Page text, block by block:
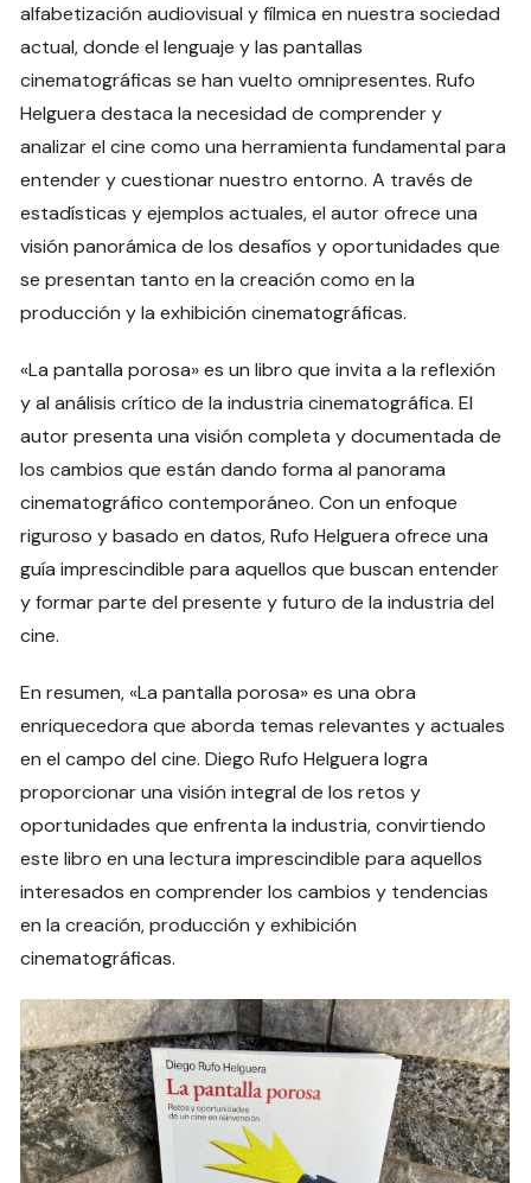
alfabetización audiovisual y fílmica en nuestra sociedad
actual, donde el lenguaje y las pantallas
cinematográficas se han vuelto omnipresentes. Rufo
Helguera destaca la necesidad de comprender y
analizar el cine como una herramienta fundamental para
entender y cuestionar nuestro entorno. A través de
estadísticas y ejemplos actuales, el autor ofrece una
visión panorámica de los desafíos y oportunidades que
se presentan tanto en la creación como en la
producción y la exhibición cinematográficas.
«La pantalla porosa» es un libro que invita a la reflexión
y al análisis crítico de la industria cinematográfica. El
autor presenta una visión completa y documentada de
los cambios que están dando forma al panorama
cinematográfico contemporáneo. Con un enfoque
riguroso y basado en datos, Rufo Helguera ofrece una
guía imprescindible para aquellos que buscan entender
y formar parte del presente y futuro de la industria del
cine.
En resumen, «La pantalla porosa» es una obra
enriquecedora que aborda temas relevantes y actuales
en el campo del cine. Diego Rufo Helguera logra
proporcionar una visión integral de los retos y
oportunidades que enfrenta la industria, convirtiendo
este libro en una lectura imprescindible para aquellos
interesados en comprender los cambios y tendencias
en la creación, producción y exhibición
cinematográficas.